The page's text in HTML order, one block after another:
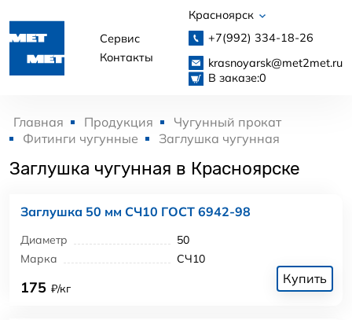
Сервис
Контакты
Красноярск
+7(992) 334-18-26
krasnoyarsk@met2met.ru
В заказе:0
Главная Продукция
Чугунный прокат
Фитинги чугунные
Заглушка чугунная
Заглушка чугунная в Красноярске
Заглушка 50 мм СЧ10 ГОСТ 6942-98
Диаметр
50
Марка
СЧ10
175 ₽/кг
Купить